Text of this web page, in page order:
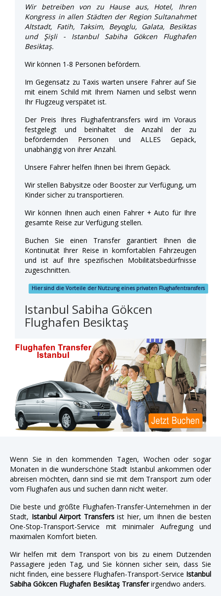
Wir betreiben von zu Hause aus, Hotel, Ihren
Kongress in allen Städten der Region Sultanahmet
Altstadt, Fatih, Taksim, Beyoglu, Galata, Besiktas
und Şişli - Istanbul Sabiha Gökcen Flughafen
Besiktaş.
Wir können 1-8 Personen befördern.
Im Gegensatz zu Taxis warten unsere Fahrer auf Sie
mit einem Schild mit Ihrem Namen und selbst wenn
Ihr Flugzeug verspätet ist.
Der Preis Ihres Flughafentransfers wird im Voraus
festgelegt und beinhaltet die Anzahl der zu
befördernden Personen und ALLES Gepäck,
unabhängig von ihrer Anzahl.
Unsere Fahrer helfen Ihnen bei Ihrem Gepäck.
Wir stellen Babysitze oder Booster zur Verfügung, um
Kinder sicher zu transportieren.
Wir können Ihnen auch einen Fahrer + Auto für Ihre
gesamte Reise zur Verfügung stellen.
Buchen Sie einen Transfer garantiert Ihnen die
Kontinuität Ihrer Reise in komfortablen Fahrzeugen
und ist auf Ihre spezifischen Mobilitätsbedürfnisse
zugeschnitten.
Hier sind die Vorteile der Nutzung eines privaten Flughafentransfers
Istanbul Sabiha Gökcen
Flughafen Besiktaş
Wenn Sie in den kommenden Tagen, Wochen oder sogar
Monaten in die wunderschöne Stadt Istanbul ankommen oder
abreisen möchten, dann sind sie mit dem Transport zum oder
vom Flughafen aus und suchen dann nicht weiter.
Die beste und größte Flughafen-Transfer-Unternehmen in der
Stadt, Istanbul Airport Transfersist hier, um Ihnen die besten
One-Stop-Transport-Service mit minimaler Aufregung und
maximalen Komfort bieten.
Wir helfen mit dem Transport von bis zu einem Dutzenden
Passagiere jeden Tag, und Sie können sicher sein, dass Sie
nicht finden, eine bessere Flughafen-Transport-Service Istanbul
Sabiha Gökcen Flughafen Besiktaş Transferirgendwo anders.